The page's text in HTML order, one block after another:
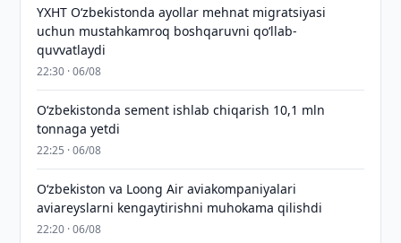
YXHT O‘zbekistonda ayollar mehnat migratsiyasi
uchun mustahkamroq boshqaruvni qo‘llab-
quvvatlaydi
22:30 · 06/08
O‘zbekistonda sement ishlab chiqarish 10,1 mln
tonnaga yetdi
22:25 · 06/08
Oʻzbekiston va Loong Air aviakompaniyalari
aviareyslarni kengaytirishni muhokama qilishdi
22:20 · 06/08